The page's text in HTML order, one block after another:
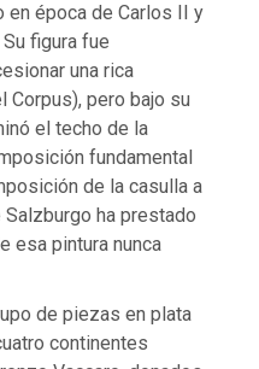
en época de Carlos II y
figura fue
una rica
Corpus), pero bajo su
el techo de la
fundamental
de la casulla a
ha prestado
esa pintura nunca
de piezas en plata
continentes